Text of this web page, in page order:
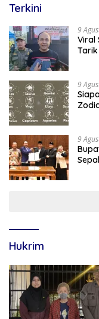
Terkini
9
Viral
9
9
Hukrim